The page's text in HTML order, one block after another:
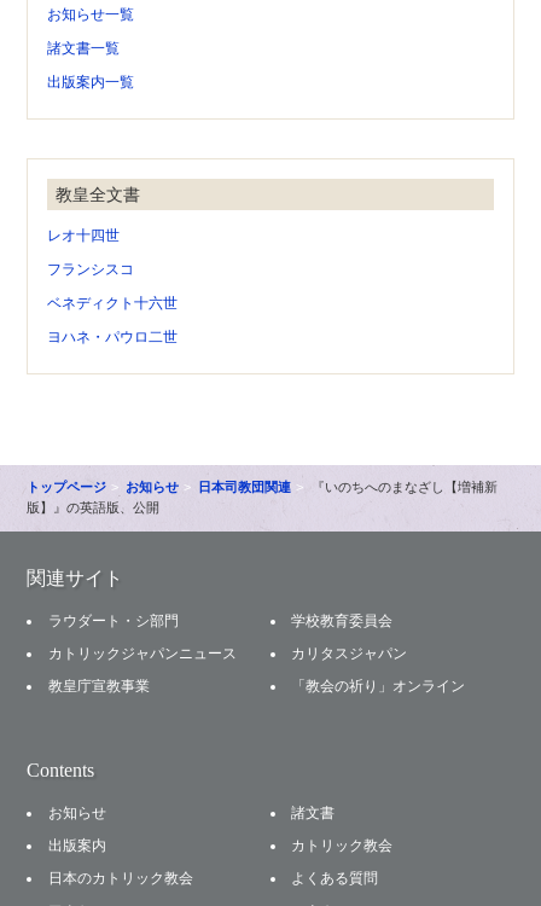
お知らせ一覧
諸文書一覧
出版案内一覧
教皇全文書
レオ十四世
フランシスコ
ベネディクト十六世
ヨハネ・パウロ二世
トップページ お知らせ 日本司教団関連
『いのちへのまなざし【増補新
版】』の英語版、公開
関連サイト
ラウダート・シ部門
学校教育委員会
カトリックジャパンニュース
カリタスジャパン
教皇庁宣教事業
「教会の祈り」オンライン
Contents
お知らせ
諸文書
出版案内
カトリック教会
日本のカトリック教会
よくある質問